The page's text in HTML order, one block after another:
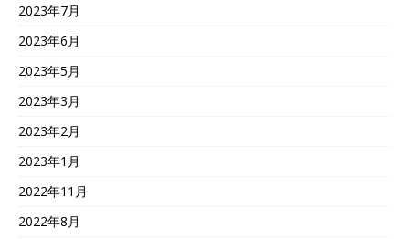
2023年7月
2023年6月
2023年5月
2023年3月
2023年2月
2023年1月
2022年11月
2022年8月